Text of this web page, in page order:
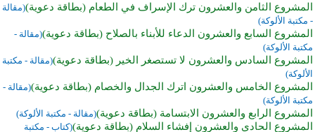
المشروع الثامن والعشرون ترك الإسراف في الطعام (بطاقة دعوية)(مقالة
- مكتبة الألوكة)
المشروع السابع والعشرون الدعاء للأبناء بالصلاح (بطاقة دعوية)(مقالة -
مكتبة الألوكة)
المشروع السادس والعشرون لا تستصغر الخير (بطاقة دعوية)(مقالة - مكتبة
الألوكة)
المشروع الخامس والعشرون اترك الجدال والخصام (بطاقة دعوية)(مقالة -
مكتبة الألوكة)
المشروع الرابع والعشرون الابتسامة (بطاقة دعوية)(مقالة - مكتبة الألوكة)
المشروع الحادي والعشرون إفشاء السلام (بطاقة دعوية)(كتاب - مكتبة